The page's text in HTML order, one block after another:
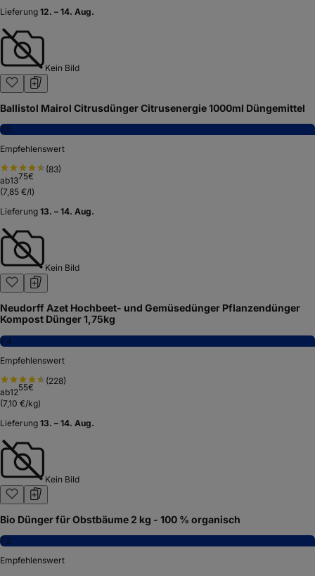
Lieferung 12. – 14. Aug.
Kein Bild
Ballistol Mairol Citrusdünger Citrusenergie 1000ml Düngemittel
7,5
Empfehlenswert
(83)
ab1375€
(7,85 €/l)
Lieferung 13. – 14. Aug.
Kein Bild
Neudorff Azet Hochbeet- und Gemüsedünger Pflanzendünger
Kompost Dünger 1,75kg
7,4
Empfehlenswert
(228)
ab1255€
(7,10 €/kg)
Lieferung 13. – 14. Aug.
Kein Bild
Bio Dünger für Obstbäume 2 kg - 100 % organisch
7,2
Empfehlenswert